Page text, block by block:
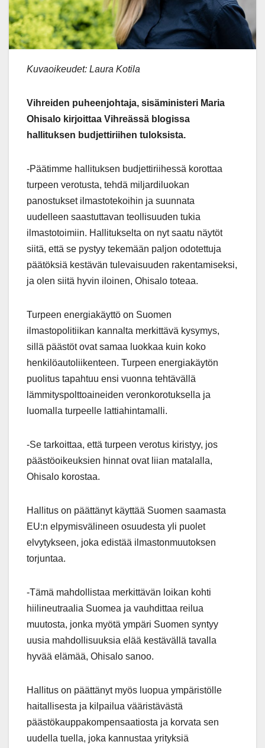
Kuvaoikeudet: Laura Kotila
Vihreiden puheenjohtaja, sisäministeri Maria
Ohisalo kirjoittaa Vihreässä blogissa
hallituksen budjettiriihen tuloksista.
-Päätimme hallituksen budjettiriihessä korottaa
turpeen verotusta, tehdä miljardiluokan
panostukset ilmastotekoihin ja suunnata
uudelleen saastuttavan teollisuuden tukia
ilmastotoimiin. Hallitukselta on nyt saatu näytöt
siitä, että se pystyy tekemään paljon odotettuja
päätöksiä kestävän tulevaisuuden rakentamiseksi,
ja olen siitä hyvin iloinen, Ohisalo toteaa.
Turpeen energiakäyttö on Suomen
ilmastopolitiikan kannalta merkittävä kysymys,
sillä päästöt ovat samaa luokkaa kuin koko
henkilöautoliikenteen. Turpeen energiakäytön
puolitus tapahtuu ensi vuonna tehtävällä
lämmityspolttoaineiden veronkorotuksella ja
luomalla turpeelle lattiahintamalli.
-Se tarkoittaa, että turpeen verotus kiristyy, jos
päästöoikeuksien hinnat ovat liian matalalla,
Ohisalo korostaa.
Hallitus on päättänyt käyttää Suomen saamasta
EU:n elpymisvälineen osuudesta yli puolet
elvytykseen, joka edistää ilmastonmuutoksen
torjuntaa.
-Tämä mahdollistaa merkittävän loikan kohti
hiilineutraalia Suomea ja vauhdittaa reilua
muutosta, jonka myötä ympäri Suomen syntyy
uusia mahdollisuuksia elää kestävällä tavalla
hyvää elämää, Ohisalo sanoo.
Hallitus on päättänyt myös luopua ympäristölle
haitallisesta ja kilpailua vääristävästä
päästökauppakompensaatiosta ja korvata sen
uudella tuella, joka kannustaa yrityksiä